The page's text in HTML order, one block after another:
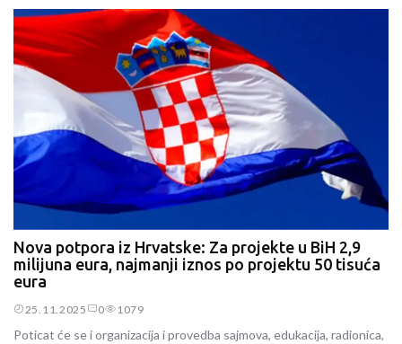
Nova potpora iz Hrvatske: Za projekte u BiH 2,9
milijuna eura, najmanji iznos po projektu 50 tisuća
eura
25.11.2025 0 1079
Poticat će se i organizacija i provedba sajmova, edukacija, radionica,